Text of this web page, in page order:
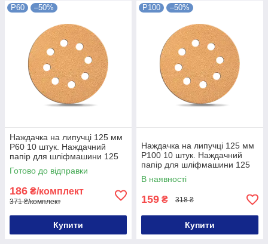
P60 –50%
Наждачка на липучці 125 мм
P60 10 штук. Наждачний
папір для шліфмашини 125
мм P60 10 штук
Готово до відправки
186 ₴/комплект
371 ₴/комплект
Купити
P100 –50%
Наждачка на липучці 125 мм
P100 10 штук. Наждачний
папір для шліфмашини 125
мм P100 10 штук
В наявності
159 ₴ 318 ₴
Купити